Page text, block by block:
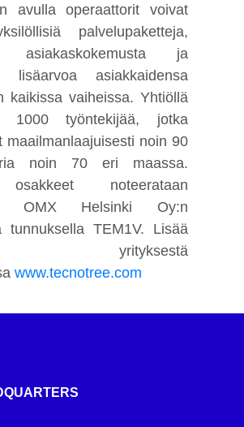
avulla operaattorit voivat
palvelupaketteja,
asiakaskokemusta ja
lisäarvoa asiakkaidensa
kaikissa vaiheissa. Yhtiöllä
työntekijää, jotka
maailmanlaajuisesti noin 90
noin 70 eri maassa.
noteerataan
OMX Helsinki Oy:n
tunnuksella TEM1V. Lisää
yrityksestä
www.tecnotree.com